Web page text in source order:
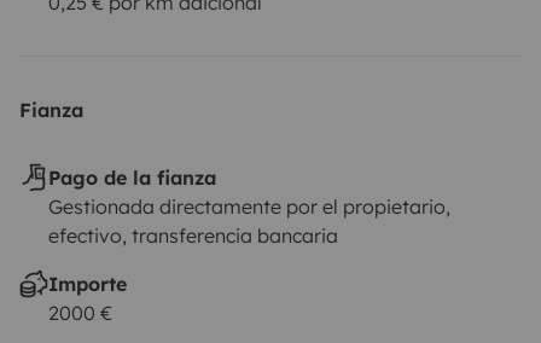
Fianza
Pago de la fianza
Gestionada directamente por el propietario,
efectivo, transferencia bancaria
Importe
2000 €